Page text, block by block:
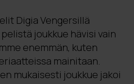
Digia Vengersillä
joukkue hävisi vain
enemmän, kuten
mainitaan.
mukaisesti joukkue jakoi